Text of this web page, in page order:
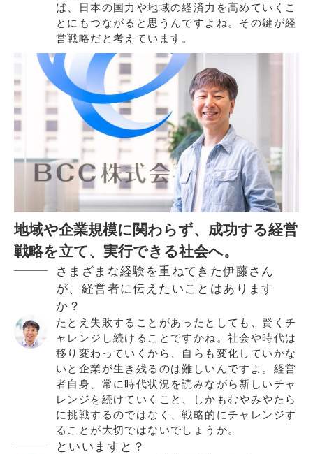
ば、日本の国力や地域の経済力を高めていくこ
とにもつながると思うんですよね。その鍵が経
営戦略だと考えています。
地域や企業規模に関わらず、成功する経営
戦略を立て、実行できる社会へ。
さまざまな経験を重ねてきた伊藤さん
が、経営者に伝えたいことはあります
か？
たとえ失敗することがあったとしても、賢くチ
ャレンジし続けることですかね。社会や時代は
移り変わっていくから、自らも変化していかな
いと企業が生き残るのは難しいんですよ。経営
者自身、常に時代状況を読みながら新しいチャ
レンジを続けていくこと、しかもむやみやたら
に挑戦するのではなく、戦略的にチャレンジす
ることが大切ではないでしょうか。
といいますと？